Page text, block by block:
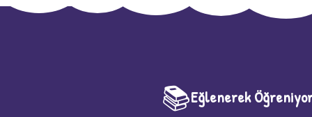
📚Eğlenerek